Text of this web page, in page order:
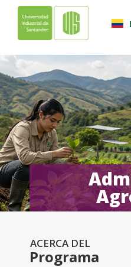
ACERCA DEL
Programa